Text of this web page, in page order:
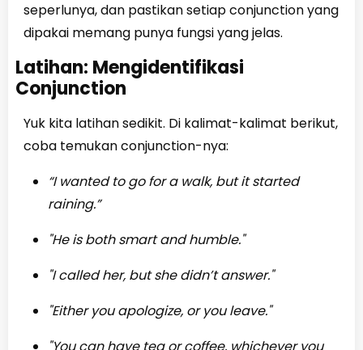
seperlunya, dan pastikan setiap conjunction yang
dipakai memang punya fungsi yang jelas.
Latihan: Mengidentifikasi
Conjunction
Yuk kita latihan sedikit. Di kalimat-kalimat berikut,
coba temukan conjunction-nya:
“I wanted to go for a walk, but it started
raining.”
"He is both smart and humble."
"I called her, but she didn’t answer."
"Either you apologize, or you leave."